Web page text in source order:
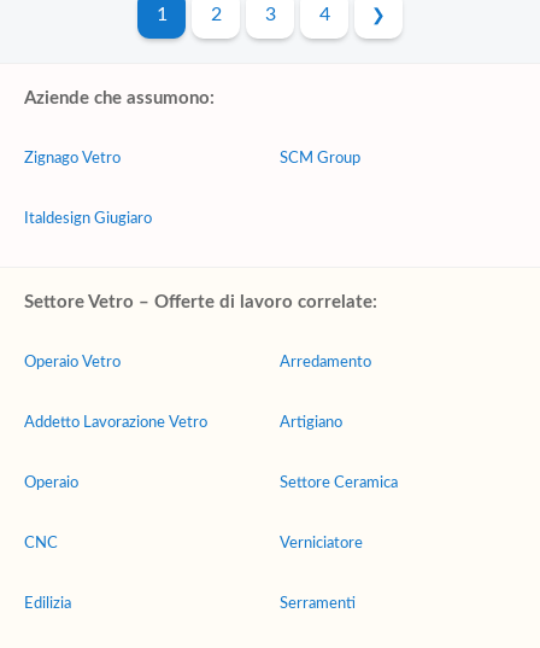
1 2 3 4
Aziende che assumono:
Zignago Vetro
Italdesign Giugiaro
SCM Group
Settore Vetro – Offerte di lavoro correlate:
Operaio Vetro
Addetto Lavorazione Vetro
Operaio
CNC
Edilizia
Arredamento
Artigiano
Settore Ceramica
Verniciatore
Serramenti